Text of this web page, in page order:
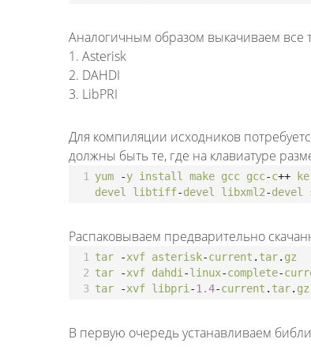
Аналогичным образом выкачиваем все
1. Asterisk
2. DAHDI
3. LibPRI
Для компиляции исходников
должны быть те, где на клавиатуре
1 yum -y install make gcc gcc-c++
devel
libtiff-devel libxml2-devel
Распаковываем предварительно
1 tar -xvf asterisk-current . tar. gz
2 tar -xvf dahdi -linux-complete-
3 tar -xvf libpri -1.4-current . tar. gz
В первую очередь устанавливаем